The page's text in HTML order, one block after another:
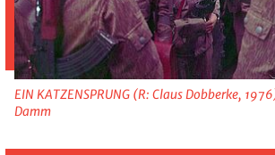
EIN KATZENSPRUNG (R: Claus Dobberke,
Damm